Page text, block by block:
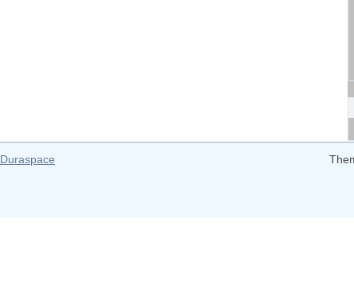
Duraspace